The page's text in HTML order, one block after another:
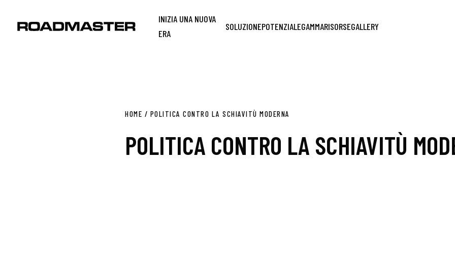
INIZIA UNA NUOVA
ERA
SOLUZIONEPOTENZIALEGAMMARISORSEGALLERY
HOME / POLITICA CONTRO LA SCHIAVITÙ MODERNA
POLITICA CONTRO LA SCHIAVITÙ